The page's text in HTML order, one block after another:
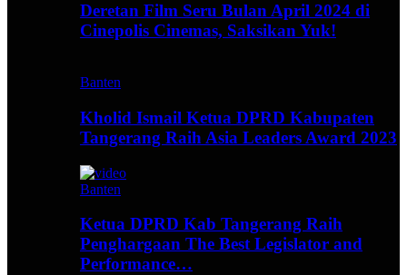
Deretan Film Seru Bulan April 2024 di
Cinepolis Cinemas, Saksikan Yuk!
Banten
Kholid Ismail Ketua DPRD Kabupaten
Tangerang Raih Asia Leaders Award 2023
Banten
Ketua DPRD Kab Tangerang Raih
Penghargaan The Best Legislator and
Performance…